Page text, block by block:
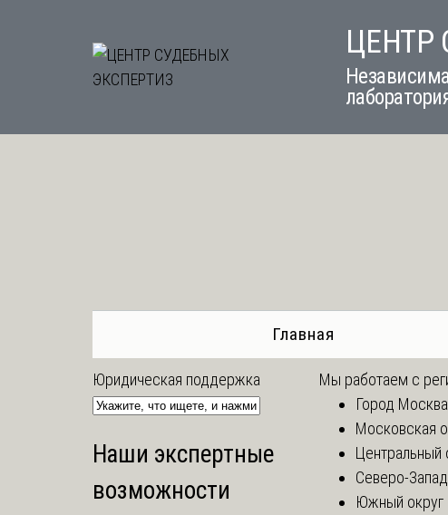
ЦЕНТР
Главная
Юридическая поддержка
Наши экспертные
возможности
Мы работаем с
Город Москва
Московская
Центральный
Северо-
Южный округ